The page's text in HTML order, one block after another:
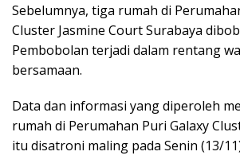
Sebelumnya, tiga rumah di
Cluster Jasmine Court Surabaya
Pembobolan terjadi dalam rentang
bersamaan.
Data dan informasi yang diperoleh
rumah di Perumahan Puri Galaxy
itu disatroni maling pada Senin (13/